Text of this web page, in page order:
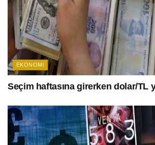
EKONOMI
Seçim haftasına girerken dolar/TL